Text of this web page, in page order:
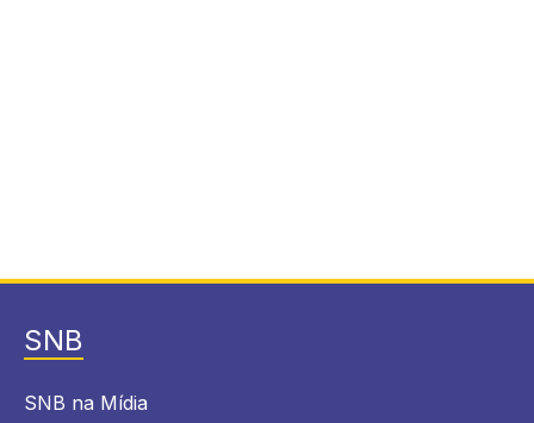
SNB
SNB na Mídia